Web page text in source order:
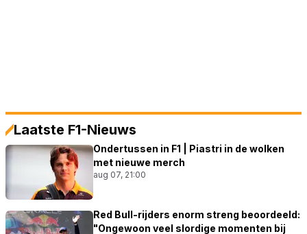
Laatste F1-Nieuws
Ondertussen in F1 | Piastri in de wolken
met nieuwe merch
aug 07, 21:00
Red Bull-rijders enorm streng beoordeeld:
"Ongewoon veel slordige momenten bij